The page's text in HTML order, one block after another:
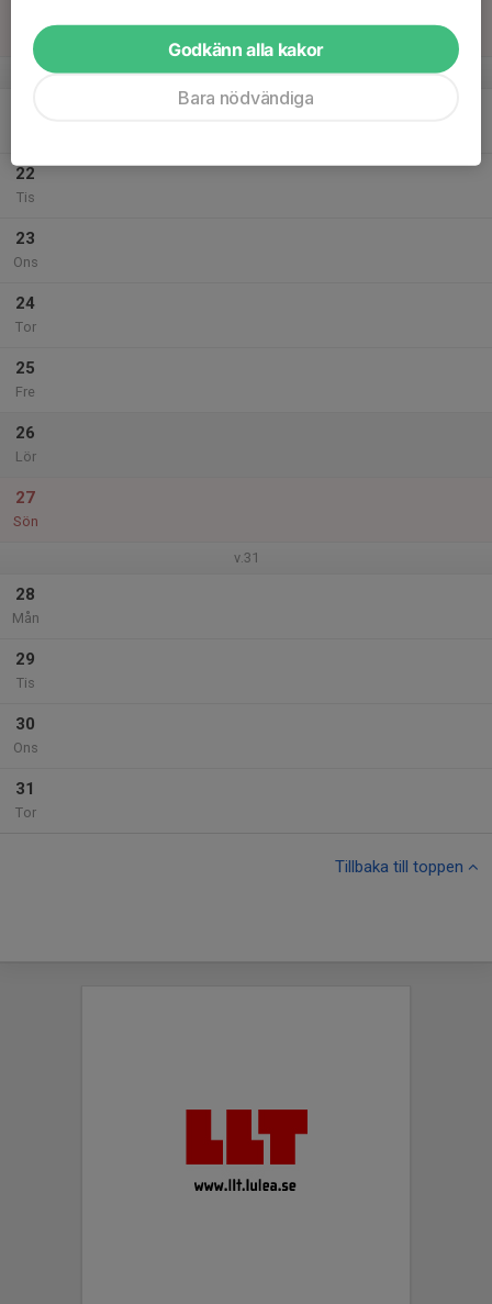
Sön
v.30
22
Tis
23
Ons
24
Tor
25
Fre
26
Lör
27
Sön
v.31
28
Mån
29
Tis
30
Ons
31
Tor
Tillbaka till toppen
Godkänn alla kakor
Bara nödvändiga